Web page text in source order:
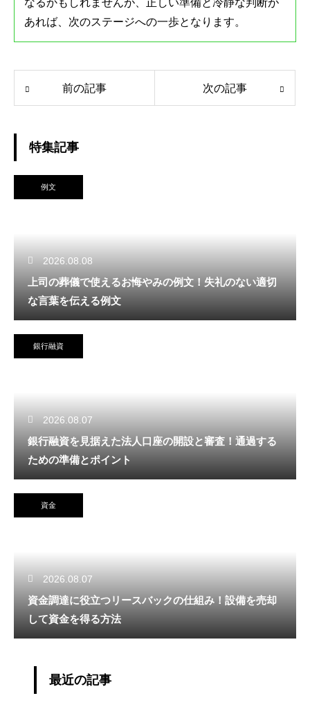
なるかもしれませんが、正しい準備と冷静な判断が
あれば、次のステージへの一歩となります。
前の記事 次の記事
特集記事
例文
2026.08.08
上司の葬儀で使えるお悔やみの例文！失礼のない適切
な言葉を伝える例文
銀行融資
2026.08.07
銀行融資を見据えた法人口座の開設と審査！通過する
ための準備とポイント
資金
2026.08.07
資金調達に役立つリースバックの仕組み！設備を売却
して資金を得る方法
最近の記事